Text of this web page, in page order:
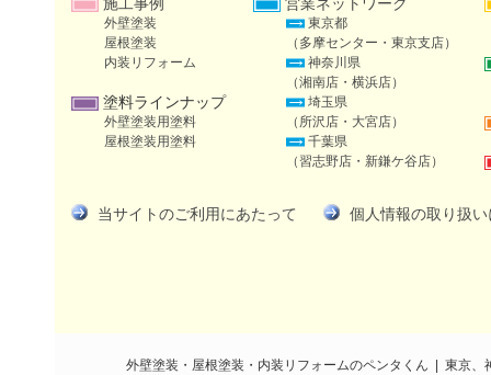
外壁塗装
屋根塗装
内装リフォーム
塗料ラインナップ
外壁塗装用塗料
屋根塗装用塗料
東京都
（多摩センター・東京支店）
神奈川県
（湘南店・横浜店）
埼玉県
（所沢店・大宮店）
千葉県
（習志野店・新鎌ケ谷店）
当サイトのご利用にあたって 個人情報の取り扱
外壁塗装・屋根塗装・内装リフォームのペンタくん | 東京